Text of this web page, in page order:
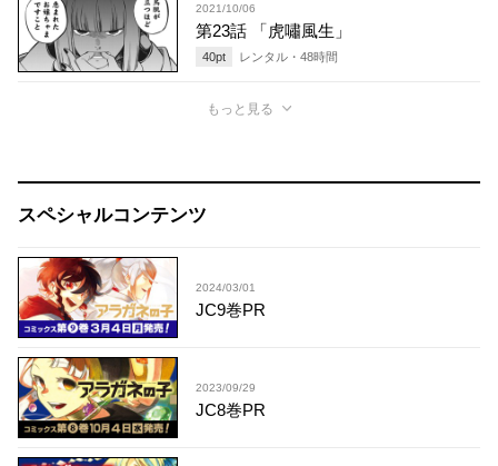
2021/10/06
第23話 「虎嘯風生」
40pt レンタル・ 48時間
もっと見る
スペシャルコンテンツ
2024/03/01
JC9巻PR
2023/09/29
JC8巻PR